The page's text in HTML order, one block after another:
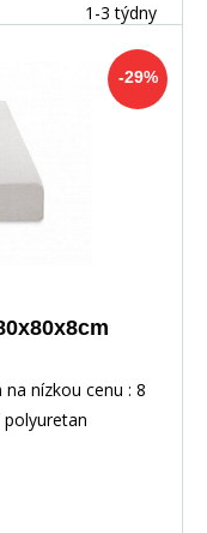
1-3 týdny
-29%
nízkou cenu : 8